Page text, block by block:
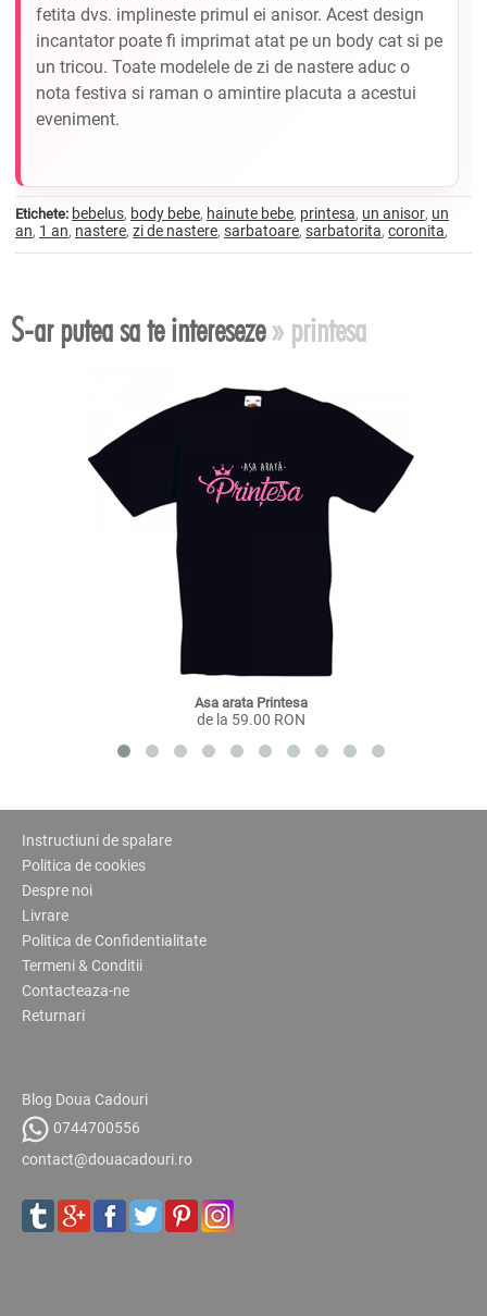
fetita dvs. implineste primul ei anisor. Acest design
incantator poate fi imprimat atat pe un body cat si pe
un tricou. Toate modelele de zi de nastere aduc o
nota festiva si raman o amintire placuta a acestui
eveniment.
Etichete: bebelus, body bebe, hainute bebe, printesa, un anisor, un
an, 1 an, nastere, zi de nastere, sarbatoare, sarbatorita, coronita,
S-ar putea sa te intereseze» printesa
Asa arata Printesa
de la 59.00 RON
Instructiuni de spalare
Politica de cookies
Despre noi
Livrare
Politica de Confidentialitate
Termeni & Conditii
Contacteaza-ne
Returnari
Blog Doua Cadouri
0744700556
contact@douacadouri.ro